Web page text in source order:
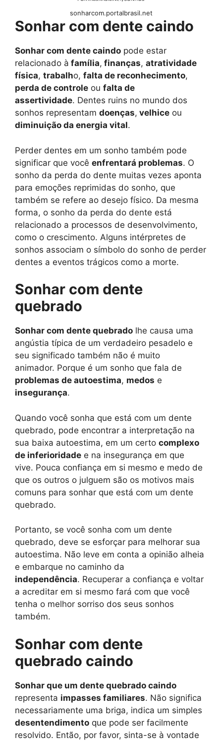
sonharcom.portalbrasil.net
Sonhar com dente caindo
Sonhar com dente caindo pode estar
relacionado à família, finanças, atratividade
física, trabalho, falta de reconhecimento,
perda de controle ou falta de
assertividade. Dentes ruins no mundo dos
sonhos representam doenças, velhice ou
diminuição da energia vital.
Perder dentes em um sonho também pode
significar que você enfrentará problemas. O
sonho da perda do dente muitas vezes aponta
para emoções reprimidas do sonho, que
também se refere ao desejo físico. Da mesma
forma, o sonho da perda do dente está
relacionado a processos de desenvolvimento,
como o crescimento. Alguns intérpretes de
sonhos associam o símbolo do sonho de perder
dentes a eventos trágicos como a morte.
Sonhar com dente
quebrado
Sonhar com dente quebrado lhe causa uma
angústia típica de um verdadeiro pesadelo e
seu significado também não é muito
animador. Porque é um sonho que fala de
problemas de autoestima, medos e
insegurança.
Quando você sonha que está com um dente
quebrado, pode encontrar a interpretação na
sua baixa autoestima, em um certo complexo
de inferioridade e na insegurança em que
vive. Pouca confiança em si mesmo e medo de
que os outros o julguem são os motivos mais
comuns para sonhar que está com um dente
quebrado.
Portanto, se você sonha com um dente
quebrado, deve se esforçar para melhorar sua
autoestima. Não leve em conta a opinião alheia
e embarque no caminho da
independência. Recuperar a confiança e voltar
a acreditar em si mesmo fará com que você
tenha o melhor sorriso dos seus sonhos
também.
Sonhar com dente
quebrado caindo
Sonhar que um dente quebrado caindo
representa impasses familiares. Não significa
necessariamente uma briga, indica um simples
desentendimento que pode ser facilmente
resolvido. Então, por favor, sinta-se à vontade